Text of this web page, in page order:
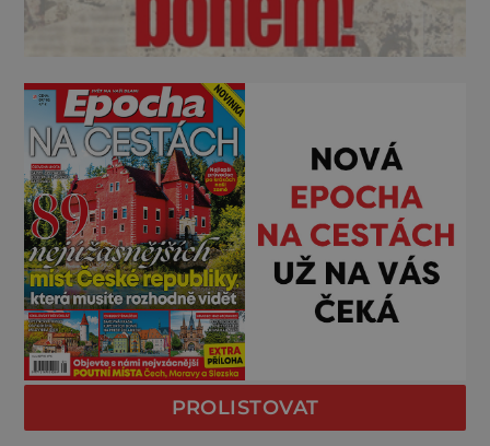
PROLISTOVAT